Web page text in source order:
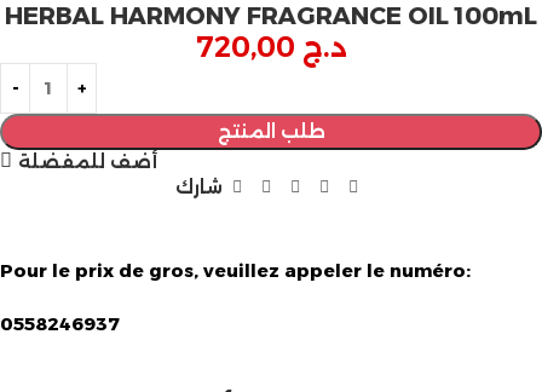
HERBAL HARMONY FRAGRANCE OIL 100mL
د.ج
طلب المنتج
أضف للمفضلة
شارك
مازالت مستمرة
تخفيضات نهاية السنة
Pour le prix de gros, veuillez appeler le numéro:
0558246937